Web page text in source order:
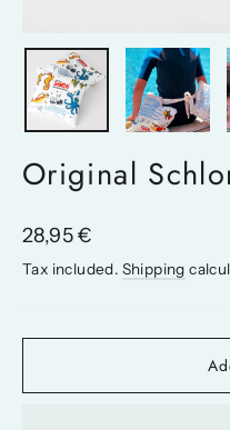
Original
Regular
price
28,95 €
Tax included. Shipping